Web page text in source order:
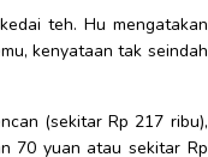
teh. Hu mengatakan
kenyataan tak seindah
(sekitar Rp 217 ribu),
70 yuan atau sekitar Rp